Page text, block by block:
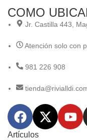
COMO
Jr. Castilla 443,
Atención solo con
981 226 908
Artículos